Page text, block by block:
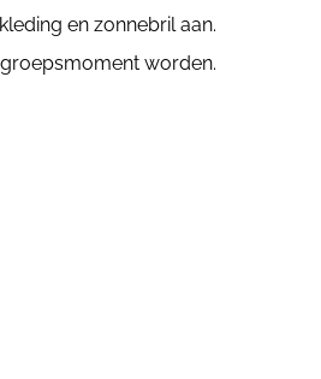
en zonnebril aan.
worden.